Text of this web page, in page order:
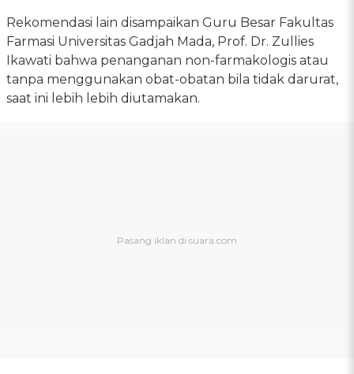
Rekomendasi lain disampaikan Guru Besar Fakultas
Farmasi Universitas Gadjah Mada, Prof. Dr. Zullies
Ikawati bahwa penanganan non-farmakologis atau
tanpa menggunakan obat-obatan bila tidak darurat,
saat ini lebih lebih diutamakan.